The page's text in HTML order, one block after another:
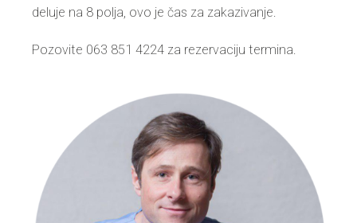
deluje na 8 polja, ovo je čas za zakazivanje.
Pozovite 063 851 4224 za rezervaciju termina.